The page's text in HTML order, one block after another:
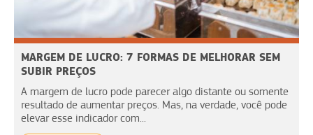
MARGEM DE LUCRO: 7 FORMAS DE MELHORAR SEM
SUBIR PREÇOS
A margem de lucro pode parecer algo distante ou somente
resultado de aumentar preços. Mas, na verdade, você pode
elevar esse indicador com...